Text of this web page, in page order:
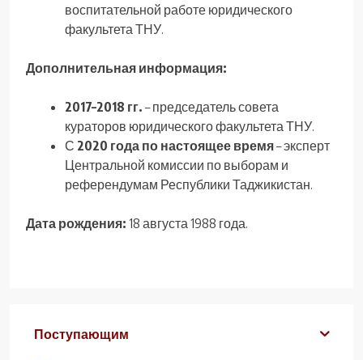
воспитательной работе юридического
факультета ТНУ.
Дополнительная информация:
2017–2018 гг. – председатель совета
кураторов юридического факультета ТНУ.
С 2020 года по настоящее время– эксперт
Центральной комиссии по выборам и
референдумам Республики Таджикистан.
Дата рождения: 18 августа 1988 года.
Поступающим